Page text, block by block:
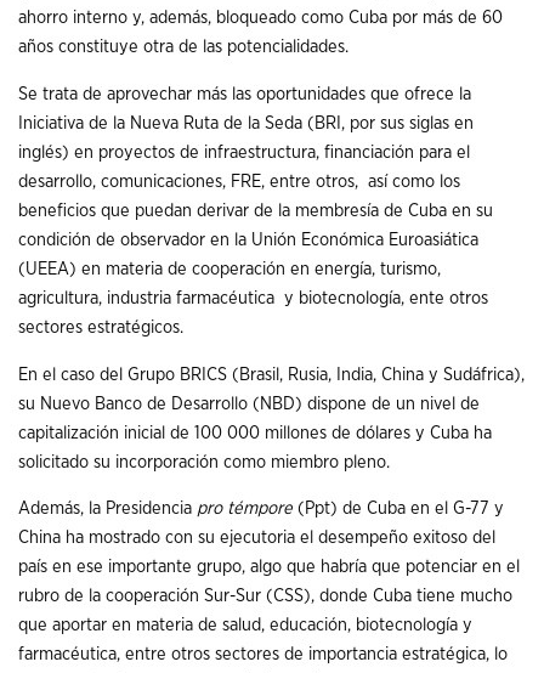
ahorro interno y, además, bloqueado como Cuba por más de 60
años constituye otra de las potencialidades.
Se trata de aprovechar más las oportunidades que ofrece la
Iniciativa de la Nueva Ruta de la Seda (BRI, por sus siglas en
inglés) en proyectos de infraestructura, financiación para el
desarrollo, comunicaciones, FRE, entre otros, así como los
beneficios que puedan derivar de la membresía de Cuba en su
condición de observador en la Unión Económica Euroasiática
(UEEA) en materia de cooperación en energía, turismo,
agricultura, industria farmacéutica y biotecnología, ente otros
sectores estratégicos.
En el caso del Grupo BRICS (Brasil, Rusia, India, China y Sudáfrica),
su Nuevo Banco de Desarrollo (NBD) dispone de un nivel de
capitalización inicial de 100 000 millones de dólares y Cuba ha
solicitado su incorporación como miembro pleno.
Además, la Presidencia pro témpore (Ppt) de Cuba en el G-77 y
China ha mostrado con su ejecutoria el desempeño exitoso del
país en ese importante grupo, algo que habría que potenciar en el
rubro de la cooperación Sur-Sur (CSS), donde Cuba tiene mucho
que aportar en materia de salud, educación, biotecnología y
farmacéutica, entre otros sectores de importancia estratégica, lo